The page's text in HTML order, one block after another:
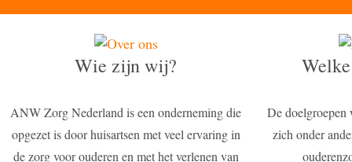
Wie zijn wij?
ANW Zorg Nederland is een onderneming die
opgezet is door huisartsen met veel ervaring in
de zorg voor ouderen en met het verlenen van
De
zich onder